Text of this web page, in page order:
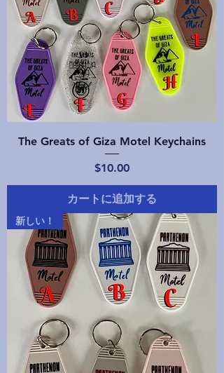
The Greats of Giza Motel Keychains
価格
$10.00
カートに追加する
新しい！